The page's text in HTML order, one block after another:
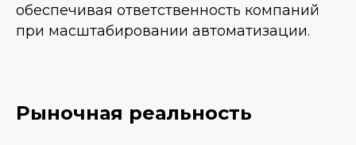
обеспечивая ответственность компаний
при масштабировании автоматизации.
Рыночная реальность